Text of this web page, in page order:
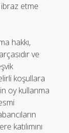
etme
hakkı,
ve
koşullara
oy kullanma
katılımını